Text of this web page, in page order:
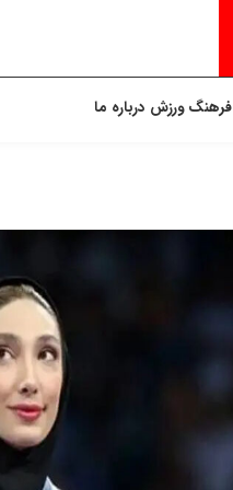
فرهنگورزش درباره ما